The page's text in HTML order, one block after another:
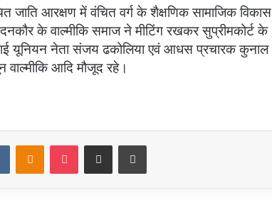
आरक्षण में वंचित वर्ग के शैक्षणिक सामाजिक विकास
के वाल्मीकि समाज ने मीटिंग रखकर सुप्रीमकोर्ट के
यूनियन नेता संजय ढकोलिया एवं आधस प्रचारक कुनाल
आदि मौजूद रहे।
VKontakteOdnoklassniki
Pocket Share via Email Print